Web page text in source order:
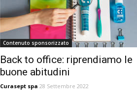
Contenuto sponsorizzato
Back to office: riprendiamo le
buone abitudini
Curasept spa 28 Settembre 2022